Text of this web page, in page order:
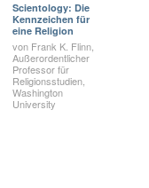
Scientology: Die
Kennzeichen für
eine Religion
von Frank K. Flinn,
Außerordentlicher
Professor für
Religionsstudien,
Washington
University